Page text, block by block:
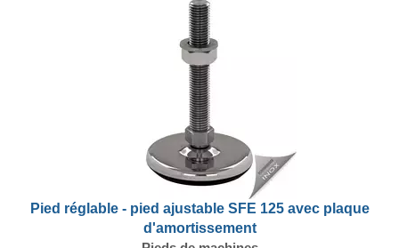
Pied réglable - pied ajustable SFE 125 avec plaque
d'amortissement